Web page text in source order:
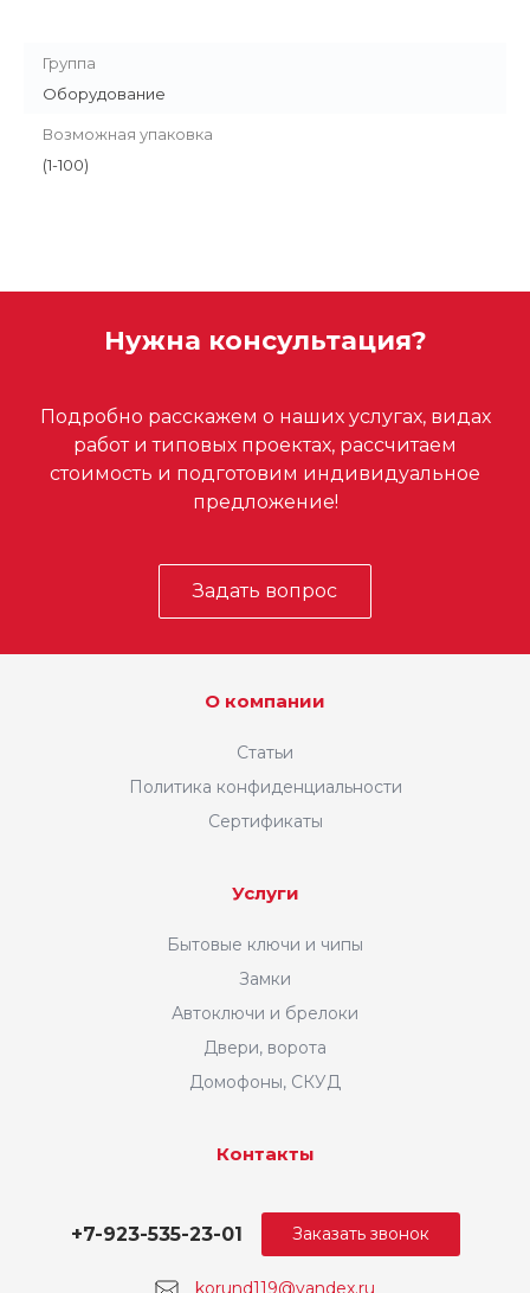
Группа
Оборудование
Возможная упаковка
(1-100)
Нужна консультация?
Подробно расскажем о наших услугах, видах
работ и типовых проектах, рассчитаем
стоимость и подготовим индивидуальное
предложение!
Задать вопрос
О компании
Статьи
Политика конфиденциальности
Сертификаты
Услуги
Бытовые ключи и чипы
Замки
Автоключи и брелоки
Двери, ворота
Домофоны, СКУД
Контакты
korund119@yandex.ru
+7-923-535-23-01 Заказать звонок